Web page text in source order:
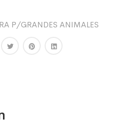
P/GRANDES ANIMALES